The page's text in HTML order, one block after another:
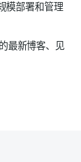
模部署和管理
最新博客、见